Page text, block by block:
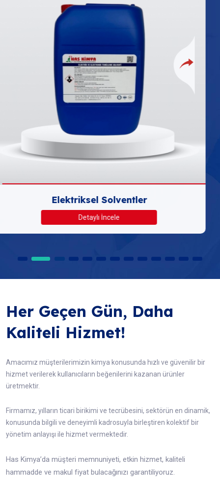
Metal Yüzey İşlem Kimyasalları
Detaylı İncele
Her Geçen Gün, Daha
Kaliteli Hizmet!
Amacımız müşterilerimizin kimya konusunda hızlı ve güvenilir bir
hizmet verilerek kullanıcıların beğenilerini kazanan ürünler
üretmektir.
Firmamız, yılların ticari birikimi ve tecrübesini, sektörün en dinamik,
konusunda bilgili ve deneyimli kadrosuyla birleştiren kolektif bir
yönetim anlayışı ile hizmet vermektedir.
Has Kimya’da müşteri memnuniyeti, etkin hizmet, kaliteli
hammadde ve makul fiyat bulacağınızı garantiliyoruz.